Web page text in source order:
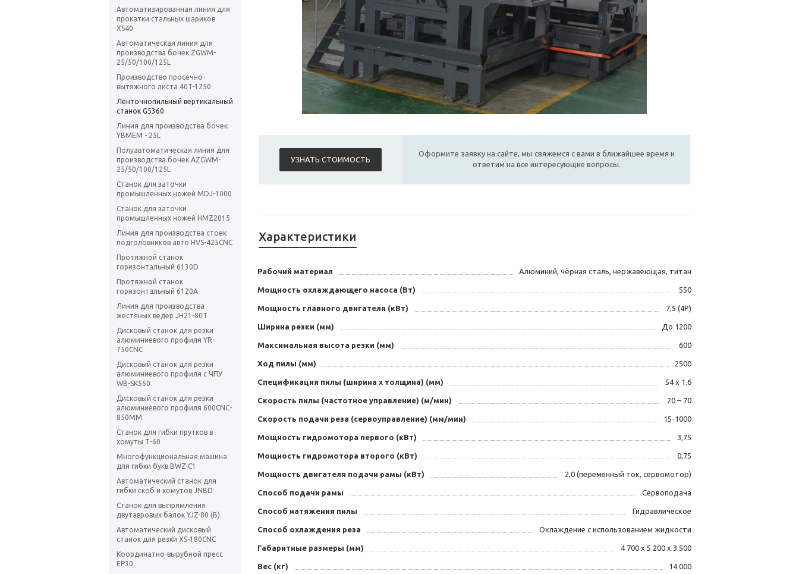
Автоматизированная линия для
прокатки стальных шариков
XS40
Автоматическая линия для
производства бочек ZGWM-
25/50/100/125L
Производство просечно-
вытяжного листа 40T-1250
Ленточнопильный вертикальный
станок G5360
Линия для производства бочек
YBMEM - 25L
Полуавтоматическая линия для
производства бочек AZGWM-
25/50/100/125L
Станок для заточки
промышленных ножей MDJ-1000
Станок для заточки
промышленных ножей HMZ2015
Линия для производства стоек
подголовников авто HVS-425CNC
Протяжной станок
горизонтальный 6130D
Протяжной станок
горизонтальный 6120А
Линия для производства
жестяных ведер JH21-80T
Дисковый станок для резки
алюминиевого профиля YR-
750CNC
Дисковый станок для резки
алюминиевого профиля с ЧПУ
WB-SK550
Дисковый станок для резки
алюминиевого профиля 600CNC-
850MM
Станок для гибки прутков в
хомуты Т-60
Многофункциональная машина
для гибки букв BWZ-C1
Автоматический станок для
гибки скоб и хомутов JNBD
Станок для выпрямления
двутавровых балок YJZ-80 (B)
Автоматический дисковый
станок для резки XS-180CNC
Координатно-вырубной пресс
EP30
УЗНАТЬ СТОИМОСТЬ
Оформите заявку на сайте, мы свяжемся с вами в ближайшее время и
ответим на все интересующие вопросы.
Характеристики
Рабочий материал Алюминий, чёрная сталь, нержавеющая, титан
Мощность охлаждающего насоса (Вт) 550
Мощность главного двигателя (кВт) 7,5 (4P)
Ширина резки (мм) До 1200
Максимальная высота резки (мм) 600
Ход пилы (мм) 2500
Спецификация пилы (ширина x толщина) (мм) 54 x 1.6
Скорость пилы (частотное управление) (м/мин) 20 – 70
Скорость подачи реза (сервоуправление) (мм/мин) 15-1000
Мощность гидромотора первого (кВт) 3,75
Мощность гидромотора второго (кВт) 0,75
Мощность двигателя подачи рамы (кВт) 2,0 (переменный ток, сервомотор)
Способ подачи рамы Сервоподача
Способ натяжения пилы Гидравлическое
Способ охлаждения реза Охлаждение с использованием жидкости
Габаритные размеры (мм) 4 700 х 5 200 х 3 500
Вес (кг) 14 000